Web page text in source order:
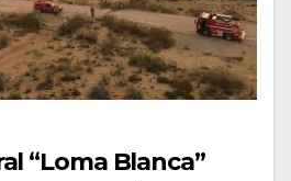
“Loma Blanca”